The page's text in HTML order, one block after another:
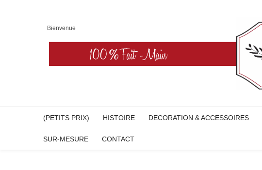
Bienvenue
(PETITS PRIX) HISTOIRE DECORATION & ACCESSOIRES
SUR-MESURE CONTACT